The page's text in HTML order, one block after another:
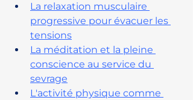
La relaxation musculaire
progressive pour évacuer les
tensions
La méditation et la pleine
conscience au service du
sevrage
L'activité physique comme